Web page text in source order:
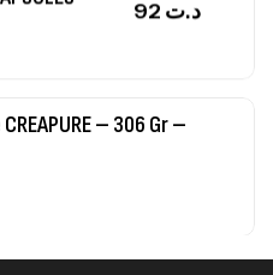
د.ت
– 306 Gr –